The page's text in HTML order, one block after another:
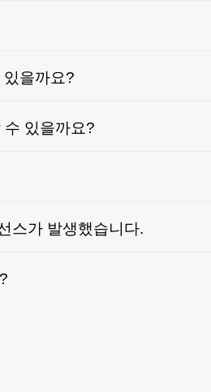
을까요?
있을까요?
스가 발생했습니다.